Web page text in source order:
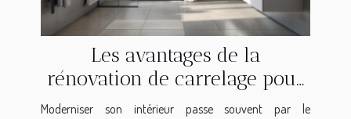
Les avantages de la
rénovation de carrelage pour
moderniser votre intérieur
Moderniser son intérieur passe souvent par le